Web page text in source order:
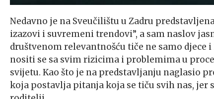
Nedavno je na Sveučilištu u Zadru
izazovi i suvremeni trendovi”, a sam naslov
društvenom relevantnošću tiče ne samo
nositi se sa svim rizicima i problemima u
svijetu. Kao što je na predstavljanju naglasio
koja postavlja pitanja koja se tiču svih nas, jer